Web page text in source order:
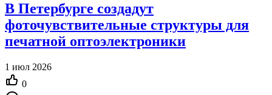
В Петербурге создадут
фоточувствительные структуры для
печатной оптоэлектроники
1 июл 2026
0